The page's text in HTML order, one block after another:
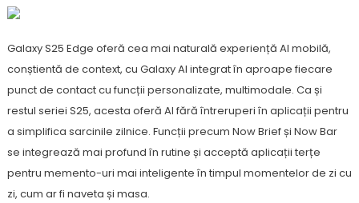
Galaxy S25 Edge oferă cea mai naturală experiență AI mobilă,
conștientă de context, cu Galaxy AI integrat în aproape fiecare
punct de contact cu funcții personalizate, multimodale. Ca și
restul seriei S25, acesta oferă AI fără întreruperi în aplicații pentru
a simplifica sarcinile zilnice. Funcții precum Now Brief și Now Bar
se integrează mai profund în rutine și acceptă aplicații terțe
pentru memento-uri mai inteligente în timpul momentelor de zi cu
zi, cum ar fi naveta și masa.